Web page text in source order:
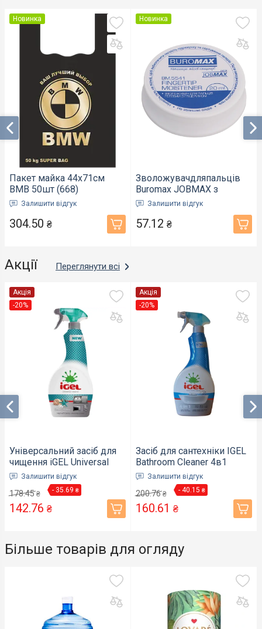
Новинка
Пакет майка 44х71см
ВМВ 50шт (668)
Залишити відгук
304.50 ₴
Новинка
Зволожувачдляпальців
Buromax JOBMAX з
глицеріновим гелем 20
мл однотонна (BM.5541)
Залишити відгук
57.12 ₴
Акції Переглянути всі
Акція
-20%
Універсальний засіб для
чищення iGEL Universal
Cleaner Ocean 650 мл
Залишити відгук
178.45 ₴ - 35.69 ₴
142.76 ₴
Акція
-20%
Засіб для сантехніки IGEL
Bathroom Cleaner 4в1
650мл (880007)
Залишити відгук
200.76 ₴ - 40.15 ₴
160.61 ₴
Більше товарів для огляду